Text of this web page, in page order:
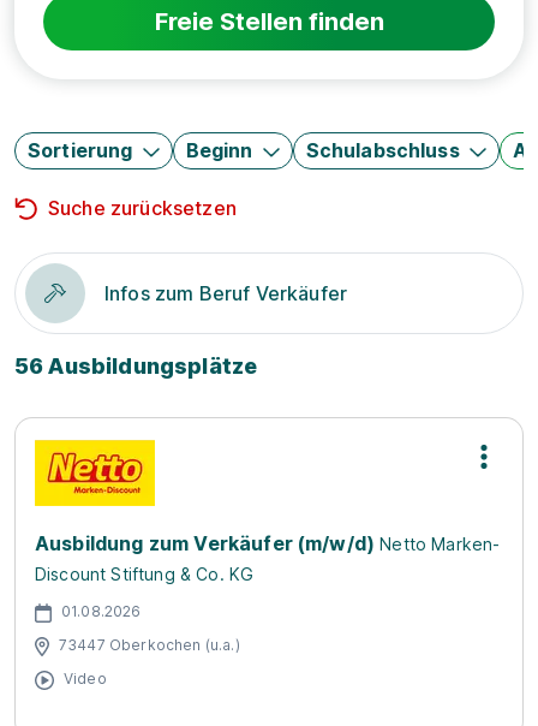
Freie Stellen finden
Sortierung Beginn Schulabschluss
Suche zurücksetzen
Infos zum Beruf Verkäufer
56 Ausbildungsplätze
Ausbildung zum Verkäufer (m/w/d) Netto Marken-
Discount Stiftung & Co. KG
01.08.2026
73447 Oberkochen (u.a.)
Video